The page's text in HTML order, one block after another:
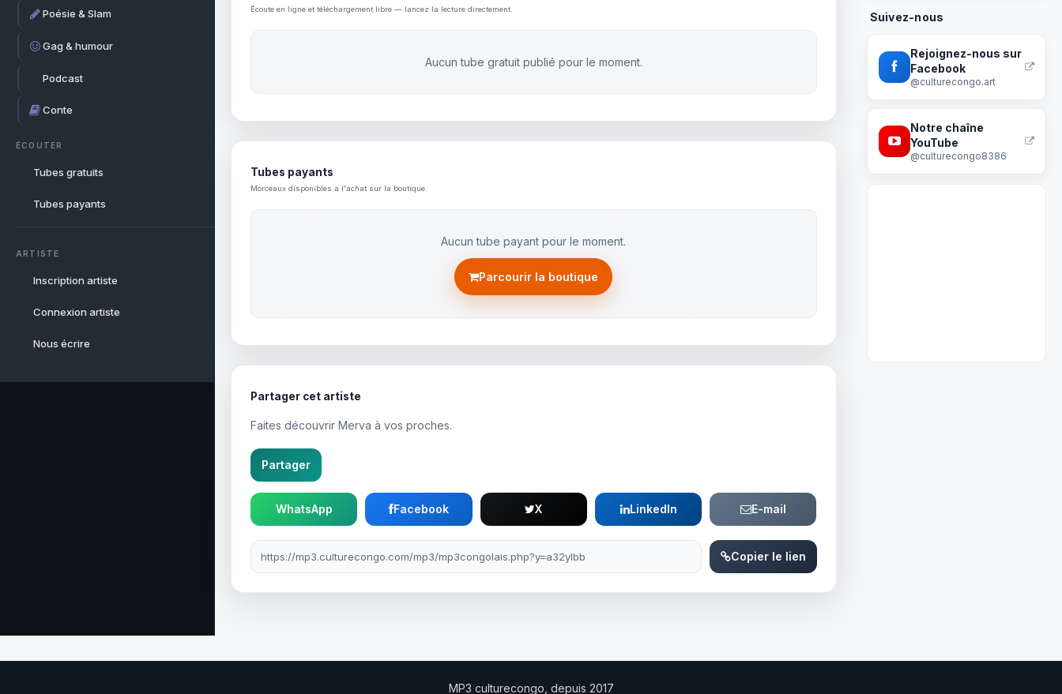
Poésie & Slam
Gag & humour
Podcast
Conte
ÉCOUTER
Tubes gratuits
Tubes payants
ARTISTE
Inscription artiste
Connexion artiste
Nous écrire
Écoute en ligne et téléchargement libre — lancez la lecture directement.
Aucun tube gratuit publié pour le moment.
Tubes payants
Morceaux disponibles à l'achat sur la boutique.
Aucun tube payant pour le moment.
Parcourir la boutique
Partager cet artiste
Faites découvrir Merva à vos proches.
Partager
WhatsApp Facebook X LinkedIn E-mail
Lien à partager
Copier le lien
Suivez-nous
Rejoignez-nous sur
Facebook
@culturecongo.art
Notre chaîne
YouTube
@culturecongo8386
MP3 culturecongo, depuis 2017